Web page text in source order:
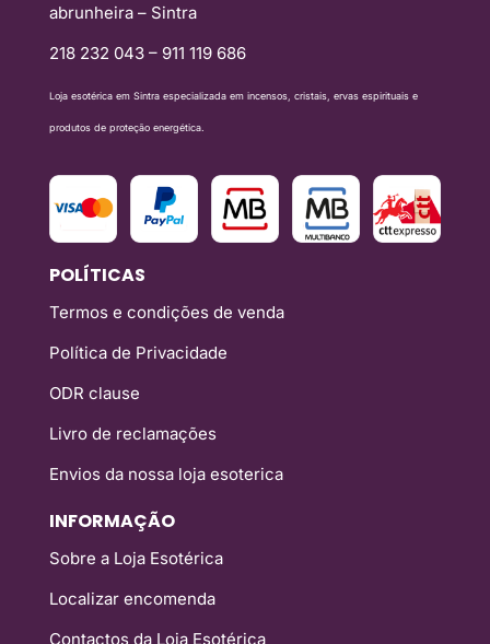
abrunheira – Sintra
218 232 043 – 911 119 686
Loja esotérica em Sintra especializada em incensos, cristais, ervas espirituais e
produtos de proteção energética.
POLÍTICAS
Termos e condições de venda
Política de Privacidade
ODR clause
Livro de reclamações
Envios da nossa loja esoterica
INFORMAÇÃO
Sobre a Loja Esotérica
Localizar encomenda
Contactos da Loja Esotérica